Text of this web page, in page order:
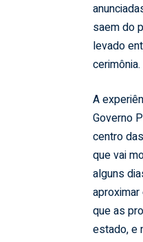
saem do
levado
cerimônia.
A
Governo
centro
que vai
alguns
que as
estado, e